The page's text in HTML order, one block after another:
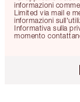
informazioni
Limited via mail e
informazioni
Informativa sulla
momento